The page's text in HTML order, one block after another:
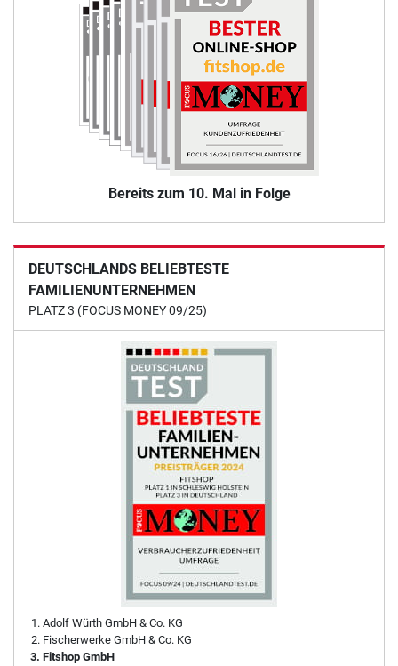
Bereits zum 10. Mal in Folge
DEUTSCHLANDS BELIEBTESTE
FAMILIENUNTERNEHMEN
PLATZ 3 (FOCUS MONEY 09/25)
Adolf Würth GmbH & Co. KG
Fischerwerke GmbH & Co. KG
Fitshop GmbH